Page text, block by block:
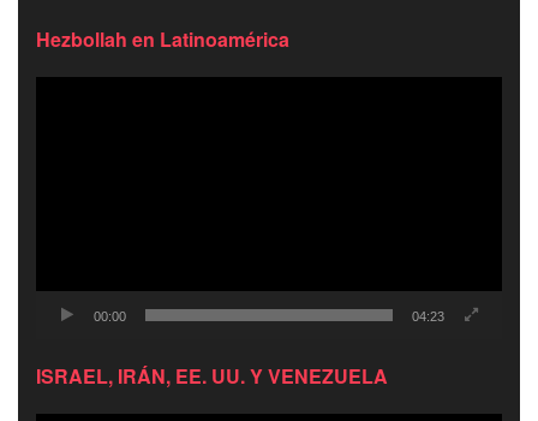
Hezbollah en Latinoamérica
00:00 04:23
ISRAEL, IRÁN, EE. UU. Y VENEZUELA